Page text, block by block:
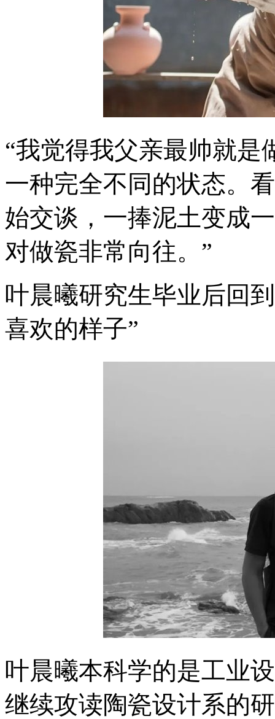
“我觉得我父亲最帅就
一种完全不同的状态。
始交谈，一捧泥土变成
对做瓷非常向往。”
叶晨曦研究生毕业后回
喜欢的样子”
叶晨曦本科学的是工业
继续攻读陶瓷设计系的